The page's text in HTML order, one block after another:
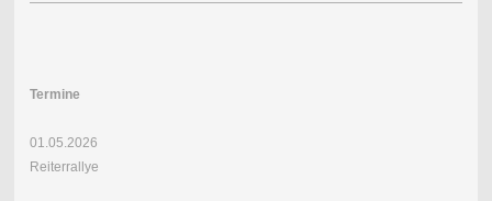
Termine
01.05.2026
Reiterrallye